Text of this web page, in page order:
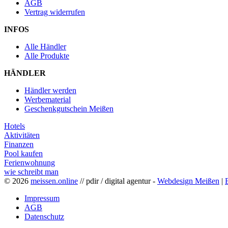
AGB
Vertrag widerrufen
INFOS
Alle Händler
Alle Produkte
HÄNDLER
Händler werden
Werbematerial
Geschenkgutschein Meißen
Hotels
Aktivitäten
Finanzen
Pool kaufen
Ferienwohnung
wie schreibt man
© 2026 meissen.online // pdir / digital agentur - Webdesign Meißen |
Impressum
AGB
Datenschutz